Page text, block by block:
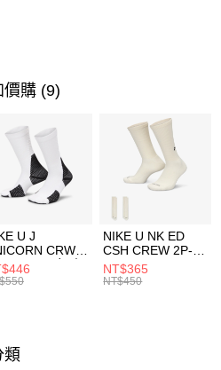
價購 (9)
U J
CRW
-160 男女 中
FZ3393100
NIKE U NK ED
CSH CREW 2P-
144 EMBRDY 男
女 短統襪
NT$365
NT$450
類